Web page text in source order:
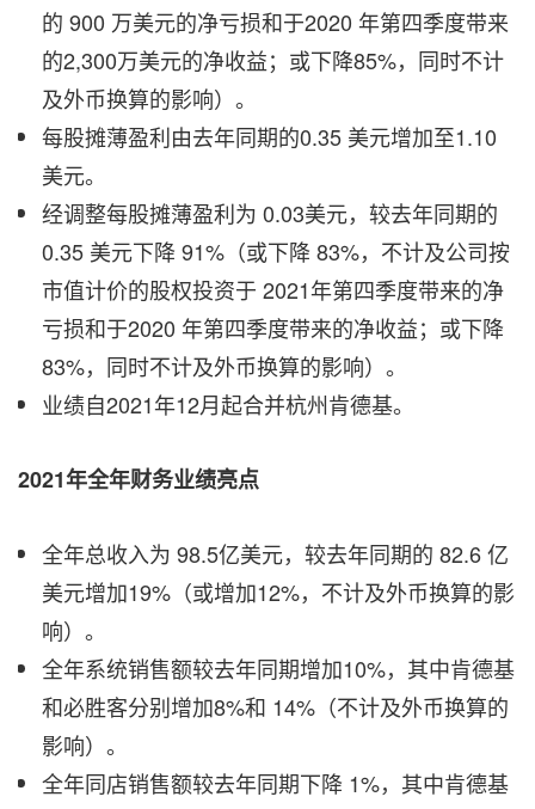
的 900 万美元的净亏损和于2020 年第四季度带来
的2,300万美元的净收益；或下降85%，同时不计
及外币换算的影响）。
每股摊薄盈利由去年同期的0.35 美元增加至1.10
美元。
经调整每股摊薄盈利为 0.03美元，较去年同期的
0.35 美元下降 91%（或下降 83%，不计及公司按
市值计价的股权投资于 2021年第四季度带来的净
亏损和于2020 年第四季度带来的净收益；或下降
83%，同时不计及外币换算的影响）。
业绩自2021年12月起合并杭州肯德基。
2021年全年财务业绩亮点
全年总收入为 98.5亿美元，较去年同期的 82.6 亿
美元增加19%（或增加12%，不计及外币换算的影
响）。
全年系统销售额较去年同期增加10%，其中肯德基
和必胜客分别增加8%和 14%（不计及外币换算的
影响）。
全年同店销售额较去年同期下降 1%，其中肯德基